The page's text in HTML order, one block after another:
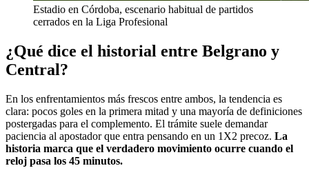
Estadio en Córdoba, escenario habitual de partidos
cerrados en la Liga Profesional
¿Qué dice el historial entre Belgrano y
Central?
En los enfrentamientos más frescos entre ambos, la tendencia es
clara: pocos goles en la primera mitad y una mayoría de definiciones
postergadas para el complemento. El trámite suele demandar
paciencia al apostador que entra pensando en un 1X2 precoz. La
historia marca que el verdadero movimiento ocurre cuando el
reloj pasa los 45 minutos.